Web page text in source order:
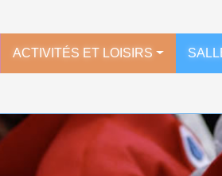
ACTIVITÉS ET LOISIRS